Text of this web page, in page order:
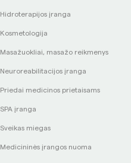
Hidroterapijos įranga
Kosmetologija
Masažuokliai, masažo reikmenys
Neuroreabilitacijos įranga
Priedai medicinos prietaisams
SPA įranga
Sveikas miegas
Medicininės įrangos nuoma